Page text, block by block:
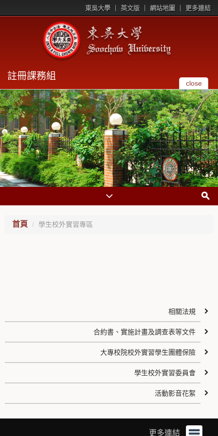
東吳大學 英文版 網站地圖 更多連結
註冊課務組
close
首頁 學生校外實習專區
相關法規
合約書、實施計畫及調查表等文件
大專校院校外實習學生團體保險
學生校外實習委員會
活動影音花絮
更多連結